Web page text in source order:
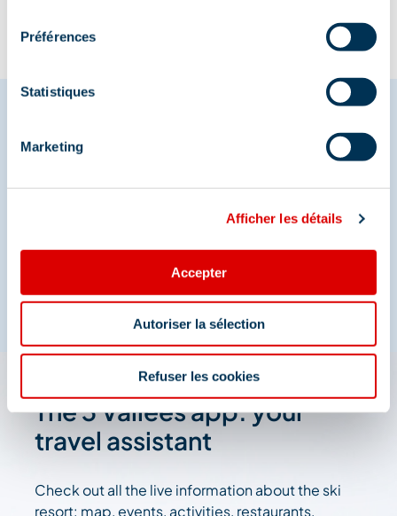
Préférences
Statistiques
Marketing
Afficher les détails
Accepter
Autoriser la sélection
Refuser les cookies
Share your moments in
Méribel
The 3 Vallées app: your
travel assistant
Check out all the live information about the ski
resort: map, events, activities, restaurants,